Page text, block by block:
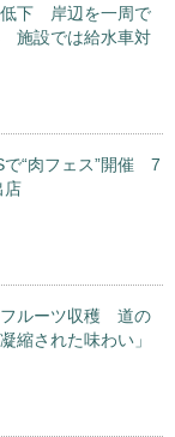
低下 岸辺を一周で
施設では給水車対
で“肉フェス”開催 7
店
フルーツ収穫 道の
縮された味わい」